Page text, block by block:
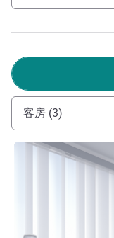
客房 (3)
请参阅详情